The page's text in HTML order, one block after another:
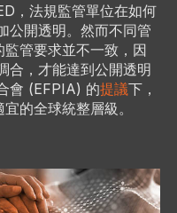
，法規監管單位在如何
公開透明。然而不同管
管要求並不一致，因
合，才能達到公開透明
會 (EFPIA) 的提議下，
的全球統整層級。